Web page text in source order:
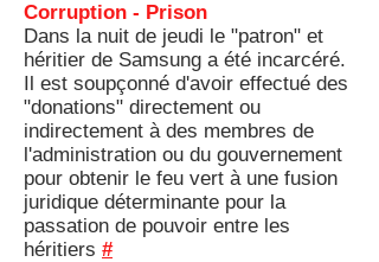
Corruption - Prison
Dans la nuit de jeudi le "patron" et
héritier de Samsung a été incarcéré.
Il est soupçonné d'avoir effectué des
"donations" directement ou
indirectement à des membres de
l'administration ou du gouvernement
pour obtenir le feu vert à une fusion
juridique déterminante pour la
passation de pouvoir entre les
héritiers #